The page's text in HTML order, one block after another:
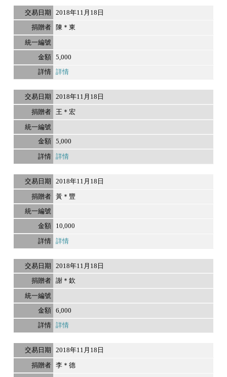
2018年11月18日
陳＊東
5,000
詳情
2018年11月18日
王＊宏
5,000
詳情
2018年11月18日
黃＊豐
10,000
詳情
2018年11月18日
謝＊欽
6,000
詳情
2018年11月18日
李＊德